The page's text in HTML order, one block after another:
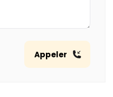
Appeler